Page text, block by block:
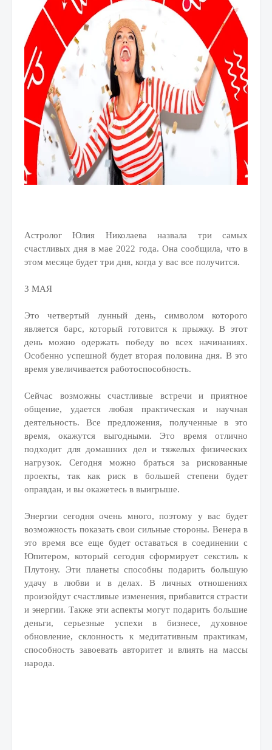
Астролог Юлия Николаева назвала три самых
счастливых дня в мае 2022 года. Она сообщила, что в
этом месяце будет три дня, когда у вас все получится.
3 МАЯ
Это четвертый лунный день, символом которого
является барс, который готовится к прыжку. В этот
день можно одержать победу во всех начинаниях.
Особенно успешной будет вторая половина дня. В это
время увеличивается работоспособность.
Сейчас возможны счастливые встречи и приятное
общение, удается любая практическая и научная
деятельность. Все предложения, полученные в это
время, окажутся выгодными. Это время отлично
подходит для домашних дел и тяжелых физических
нагрузок. Сегодня можно браться за рискованные
проекты, так как риск в большей степени будет
оправдан, и вы окажетесь в выигрыше.
Энергии сегодня очень много, поэтому у вас будет
возможность показать свои сильные стороны. Венера в
это время все еще будет оставаться в соединении с
Юпитером, который сегодня сформирует секстиль к
Плутону. Эти планеты способны подарить большую
удачу в любви и в делах. В личных отношениях
произойдут счастливые изменения, прибавится страсти
и энергии. Также эти аспекты могут подарить большие
деньги, серьезные успехи в бизнесе, духовное
обновление, склонность к медитативным практикам,
способность завоевать авторитет и влиять на массы
народа.